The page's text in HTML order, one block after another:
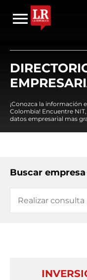
¡Conozca la información
Colombia! Encuentre
datos empresarial mas
Buscar empresa